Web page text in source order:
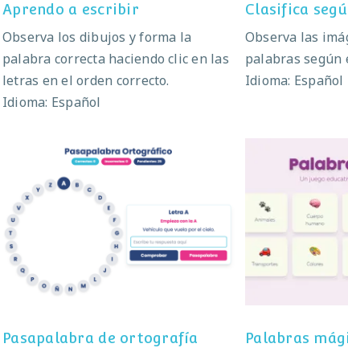
Aprendo a escribir
Observa los dibujos y forma la
palabra correcta haciendo clic en las
letras en el orden correcto.
Idioma: Español
Clasifica
Observa las
palabras según
Idioma: Español
Pasapalabra de ortografía
Pasapalabra de ortografía Palabras